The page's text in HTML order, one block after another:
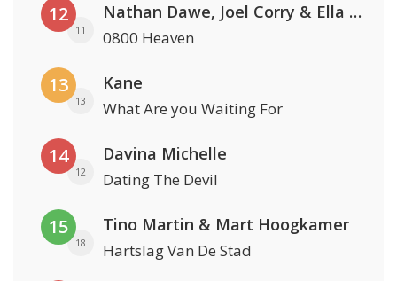
12
11
Nathan Dawe, Joel Corry & Ella Henderson
0800 Heaven
13
13
Kane
What Are you Waiting For
14
12
Davina Michelle
Dating The Devil
15
18
Tino Martin & Mart Hoogkamer
Hartslag Van De Stad